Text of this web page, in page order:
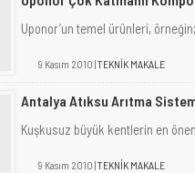
Uponor’un temel ürünleri,
9 Kasım 2010 |TEKNİK MAKALE
Antalya Atıksu Arıtma
Kuşkusuz büyük kentlerin en
9 Kasım 2010 |TEKNİK MAKALE